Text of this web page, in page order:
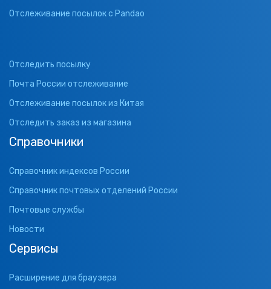
Отслеживание посылок с Pandao
Отследить посылку
Почта России отслеживание
Отслеживание посылок из Китая
Отследить заказ из магазина
Справочники
Справочник индексов России
Справочник почтовых отделений России
Почтовые службы
Новости
Сервисы
Расширение для браузера